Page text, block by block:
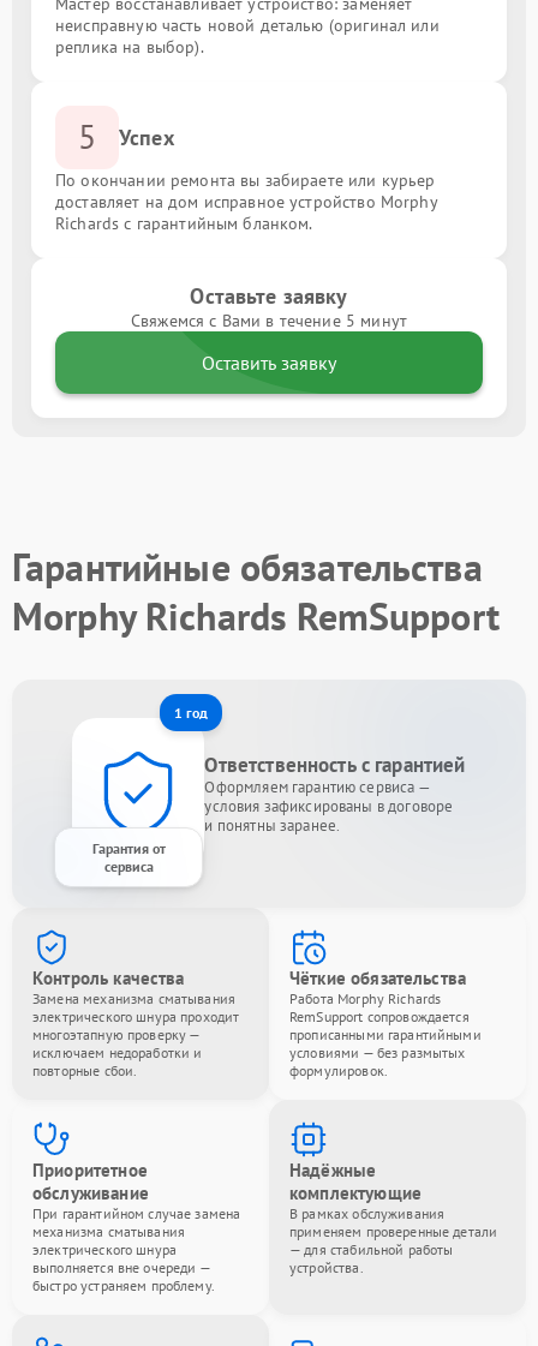
неисправную часть новой деталью (оригинал или
реплика на выбор).
5 Успех
По окончании ремонта вы забираете или курьер
доставляет на дом исправное устройство Morphy
Richards с гарантийным бланком.
Оставьте заявку
Свяжемся с Вами в течение 5 минут
Оставить заявку
Гарантийные обязательства
Morphy Richards RemSupport
1 год
Гарантия от
сервиса
Ответственность с гарантией
Оформляем гарантию сервиса —
условия зафиксированы в договоре
и понятны заранее.
Контроль качества
Замена механизма сматывания
электрического шнура проходит
многоэтапную проверку —
исключаем недоработки и
повторные сбои.
Чёткие обязательства
Работа Morphy Richards
RemSupport сопровождается
прописанными гарантийными
условиями — без размытых
формулировок.
Приоритетное
обслуживание
При гарантийном случае замена
механизма сматывания
электрического шнура
выполняется вне очереди —
быстро устраняем проблему.
Надёжные
комплектующие
В рамках обслуживания
применяем проверенные детали
— для стабильной работы
устройства.